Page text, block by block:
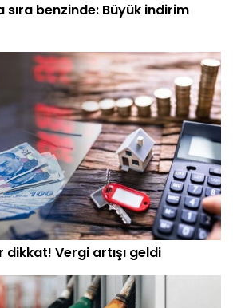
benzinde: Büyük indirim
dikkat! Vergi artışı geldi